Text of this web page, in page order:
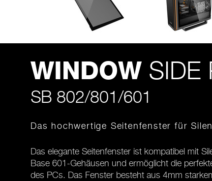
WINDOW SIDE
SB 802/801/601
Das hochwertige Seitenfenster für
Das elegante Seitenfenster ist kompatibel mit
Base 601-Gehäusen und ermöglicht die
des PCs. Das Fenster besteht aus 4mm